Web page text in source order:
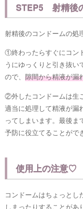
STEP5 射精後
射精後のコンドームの処
①終わったらすぐにコン
うにゆっくりと引き抜い
ので、 隙間から精液が漏
②外したコンドームは生
適当に処理して精液が漏
ってしまいます。最後ま
予防に役立てることがで
使用上の注意♡
コンドームはちょっとし
しまったりすることがあ